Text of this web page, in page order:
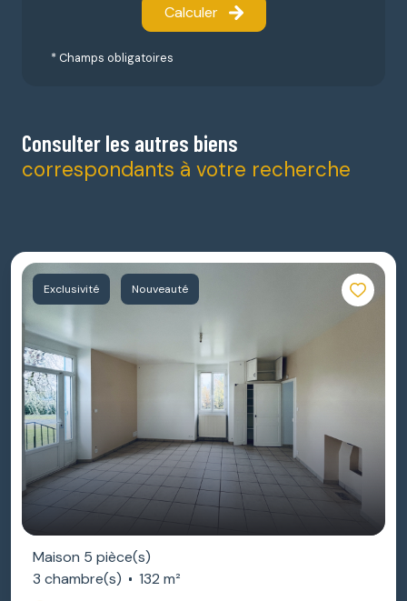
Calculer
* Champs obligatoires
Consulter les autres biens
correspondants à votre recherche
Exclusivité Nouveauté
Maison 5 pièce(s)
3 chambre(s)
132 m²